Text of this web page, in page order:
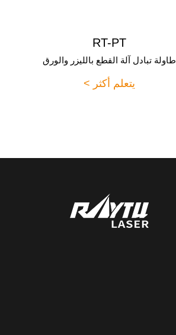
RT-PT
طاولة تبادل آلة القطع بالليزر والورق
يتعلم أكثر >